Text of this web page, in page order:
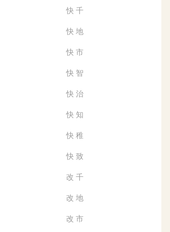
快 千
快 地
快 市
快 智
快 治
快 知
快 稚
快 致
改 千
改 地
改 市